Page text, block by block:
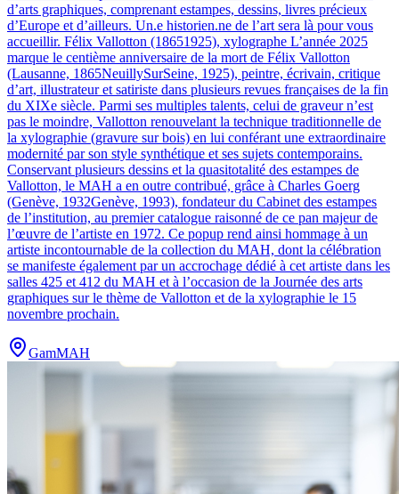
d’arts graphiques, comprenant estampes, dessins, livres précieux
d’Europe et d’ailleurs. Un.e historien.ne de l’art sera là pour vous
accueillir. Félix Vallotton (18651925), xylographe L’année 2025
marque le centième anniversaire de la mort de Félix Vallotton
(Lausanne, 1865NeuillySurSeine, 1925), peintre, écrivain, critique
d’art, illustrateur et satiriste dans plusieurs revues françaises de la fin
du XIXe siècle. Parmi ses multiples talents, celui de graveur n’est
pas le moindre, Vallotton renouvelant la technique traditionnelle de
la xylographie (gravure sur bois) en lui conférant une extraordinaire
modernité par son style synthétique et ses sujets contemporains.
Conservant plusieurs dessins et la quasitotalité des estampes de
Vallotton, le MAH a en outre contribué, grâce à Charles Goerg
(Genève, 1932Genève, 1993), fondateur du Cabinet des estampes
de l’institution, au premier catalogue raisonné de ce pan majeur de
l’œuvre de l’artiste en 1972. Ce popup rend ainsi hommage à un
artiste incontournable de la collection du MAH, dont la célébration
se manifeste également par un accrochage dédié à cet artiste dans les
salles 425 et 412 du MAH et à l’occasion de la Journée des arts
graphiques sur le thème de Vallotton et de la xylographie le 15
novembre prochain.
GamMAH